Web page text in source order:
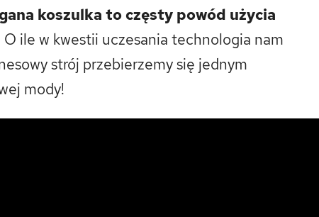
koszulka to częsty powód użycia
O ile w kwestii uczesania technologia nam
strój przebierzemy się jednym
mody!